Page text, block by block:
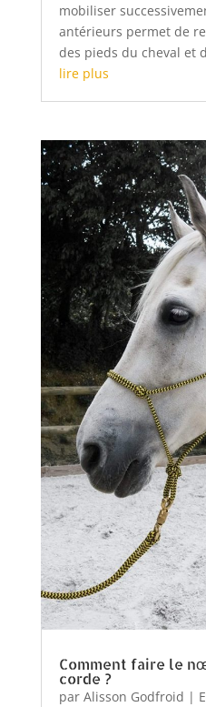
mobiliser
antérieurs permet de
des pieds du cheval et
lire plus
Comment faire le
corde ?
par Alisson Godfroid |